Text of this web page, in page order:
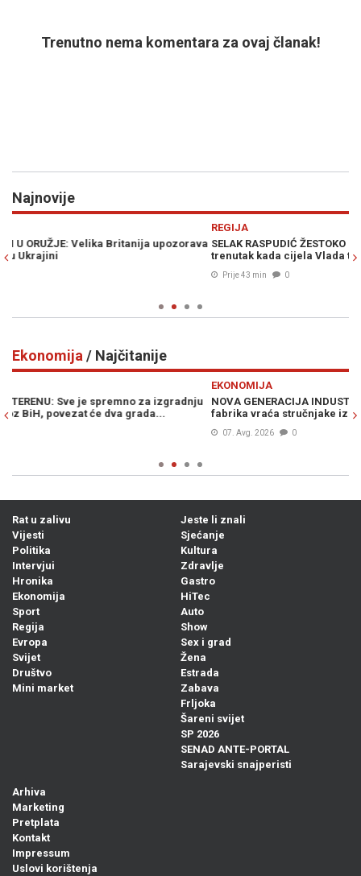
Trenutno nema komentara za ovaj članak!
Najnovije
SELAK RASPUDIĆ ŽESTOKO UDARILA NA PLENKOVIĆA: "Ovo je
trenutak kada cijela Vlada treba pasti!"
Ekonomija / Najčitanije
NOVA GENERACIJA INDUSTRIJE U BiH: Potpuno automatizovana
fabrika vraća stručnjake iz dijaspore
Rat u zalivu
Vijesti
Politika
Intervjui
Hronika
Ekonomija
Sport
Regija
Evropa
Svijet
Društvo
Mini market
Jeste li znali
Sjećanje
Kultura
Zdravlje
Gastro
HiTec
Auto
Show
Sex i grad
Žena
Estrada
Zabava
Frljoka
Šareni svijet
SP 2026
SENAD ANTE-PORTAL
Sarajevski snajperisti
Arhiva
Marketing
Pretplata
Kontakt
Impressum
Uslovi korištenja